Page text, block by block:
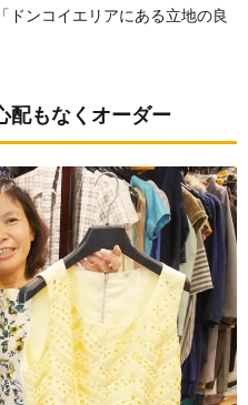
ドンコイエリアにある立地の良
配もなくオーダー